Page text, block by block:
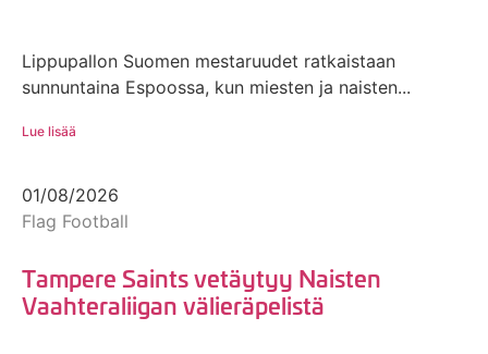
Lippupallon Suomen mestaruudet ratkaistaan
sunnuntaina Espoossa, kun miesten ja naisten...
Lue lisää
01/08/2026
Flag Football
Tampere Saints vetäytyy Naisten
Vaahteraliigan välieräpelistä